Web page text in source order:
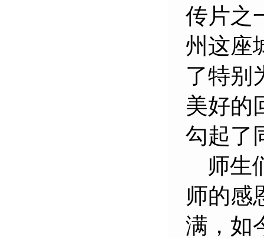
传片之
州这座
了特别
美好的
勾起了
师生
师的感
满，如